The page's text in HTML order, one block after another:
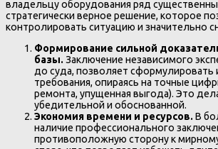
владельцу оборудования ряд
стратегически верное решение, которое
контролировать ситуацию и значительно
Формирование сильной
базы.Заключение независимого
до суда, позволяет сформулировать
требования, опираясь на точные
ремонта, упущенная выгода). Это
убедительной и обоснованной.
Экономия времени и ресурсов.В
наличие профессионального
противоположную сторону к